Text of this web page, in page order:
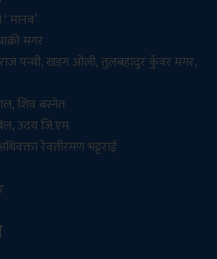
मानव’
मगर
पन्थी, खडग ओली, तुलबहादुर कुँवर मगर,
शिव बस्नेत
उदय जि.एम
रेवतीरमण भट्टराई